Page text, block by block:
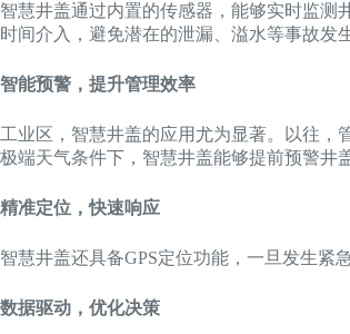
智慧井盖通过内置的传感器，能够实时监测
时间介入，避免潜在的泄漏、溢水等事故发
智能预警，提升管理效率
工业区，智慧井盖的应用尤为显著。以往，
极端天气条件下，智慧井盖能够提前预警井
精准定位，快速响应
智慧井盖还具备GPS定位功能，一旦发生紧
数据驱动，优化决策